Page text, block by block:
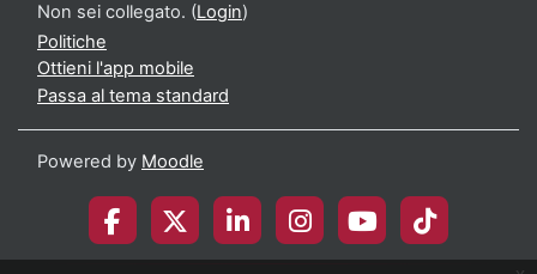
Non sei collegato. (Login)
Politiche
Ottieni l'app mobile
Passa al tema standard
Powered by Moodle